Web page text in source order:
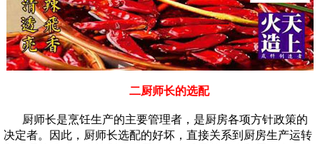
二厨师长的选配
厨师长是烹饪生产的主要管理者，是厨房各项方针政策的
决定者。因此，厨师长选配的好坏，直接关系到厨房生产运转